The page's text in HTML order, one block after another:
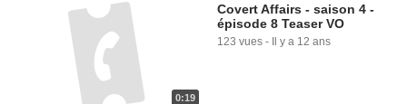
0:19
Covert Affairs - saison 4 -
épisode 8 Teaser VO
123 vues - Il y a 12 ans